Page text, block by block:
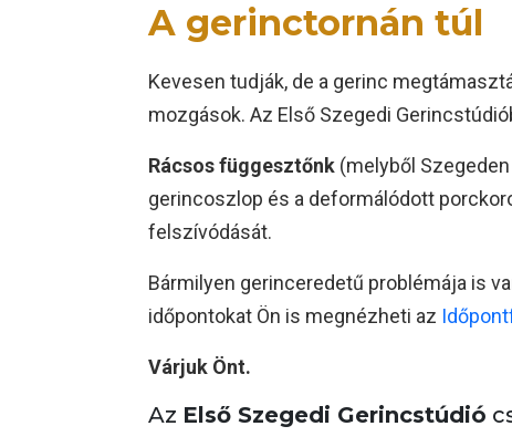
A gerinctornán túl
Kevesen tudják, de a gerinc
mozgások. Az Első Szegedi
Rácsos függesztőnk (melyből
gerincoszlop és a deformálódott
felszívódását.
Bármilyen gerinceredetű problémája is
időpontokat Ön is megnézheti az
Várjuk Önt.
Az Első Szegedi Gerincstúdió